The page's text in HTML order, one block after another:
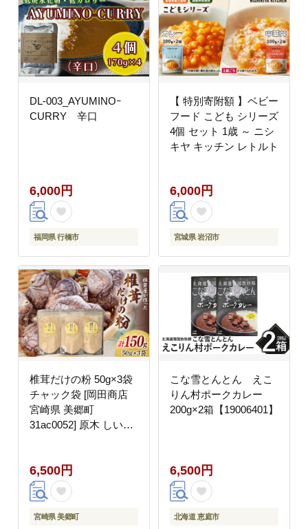
DL-003_AYUMINOｰ
CURRY 辛口
6,000円
福岡県 行橋市
【 特別寄附額 】ベビー
フード こども シリーズ
4個 セット 1歳 ～ ニシ
キヤ キッチン レトルト
6,000円
宮城県 岩沼市
椎茸だけの粉 50g×3袋
チャック袋 [岡田商店
宮崎県 美郷町
31ac0052] 原木 しいた
汁 調味料 みそ汁 カレ
ー シチュー ハンバーグ
餃子 つくね 揚げ 天ぷ
ら 炒め からあげ 唐揚
6,500円
宮崎県 美郷町
こな雪とんとん えこ
りん村ポークカレー
200g×2箱【19006401】
6,500円
北海道 恵庭市